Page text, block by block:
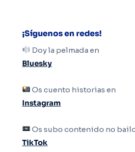
¡Síguenos en redes!
Doy la pelmada en
Bluesky
Os cuento historias en
Instagram
Os subo contenido no
TikTok